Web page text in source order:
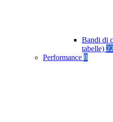
Bandi di
tabelle) 22
Performance 8